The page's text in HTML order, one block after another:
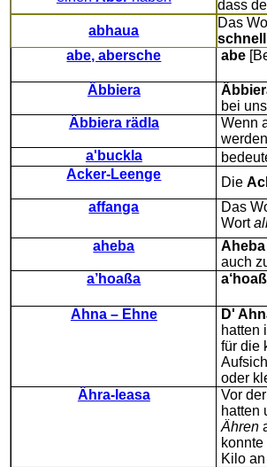
dass
abhaua
Das
abe, abersche
abe
Äbbiera
bei
Äbbiera rädla
Wenn
a'buckla
Acker-Leenge
Die
affanga
Das
Wort
aheba
Aheba
auch
a’hoaßa
Ahna – Ehne D'
hatten
für die
oder
Ähra-leasa
Vor
hatten
Ähren
Kilo